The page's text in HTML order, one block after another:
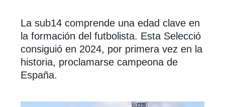
La sub14 comprende una edad clave en
la formación del futbolista. Esta Selecció
consiguió en 2024, por primera vez en la
historia, proclamarse campeona de
España.